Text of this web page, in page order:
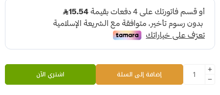
إضافة إلى السلة اشتري الآن